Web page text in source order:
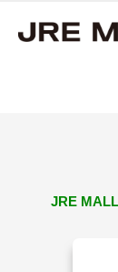
JRE